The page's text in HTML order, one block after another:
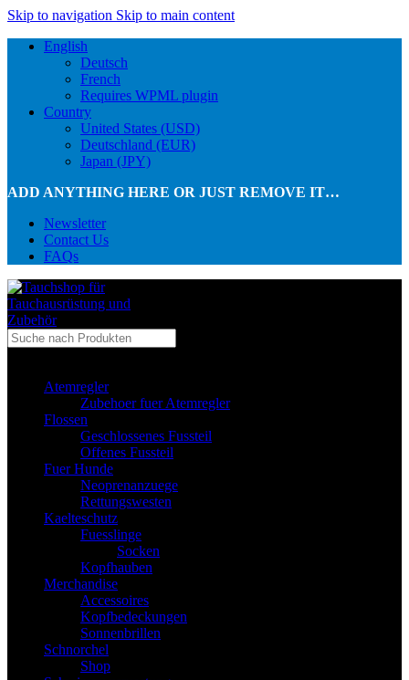
Skip to navigation Skip to main content
English
Deutsch
French
Requires WPML plugin
Country
United States (USD)
Deutschland (EUR)
Japan (JPY)
ADD ANYTHING HERE OR JUST REMOVE IT…
Newsletter
Contact Us
FAQs
Atemregler
Zubehoer fuer Atemregler
Flossen
Geschlossenes Fussteil
Offenes Fussteil
Fuer Hunde
Neoprenanzuege
Rettungswesten
Kaelteschutz
Fuesslinge
Socken
Kopfhauben
Merchandise
Accessoires
Kopfbedeckungen
Sonnenbrillen
Schnorchel
Shop